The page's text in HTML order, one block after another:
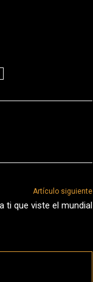
Artículo siguiente
ti que viste el mundial